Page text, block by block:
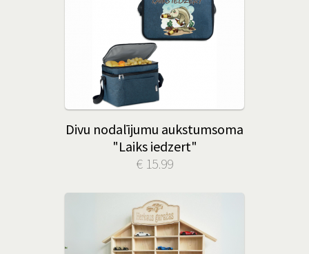
Divu nodalījumu aukstumsoma
"Laiks iedzert"
€ 15.99